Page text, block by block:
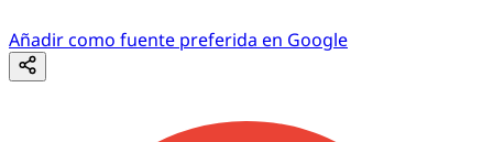
Añadir como fuente preferida en Google